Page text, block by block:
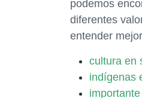
podemos
diferentes
entender
cultura en
indígenas